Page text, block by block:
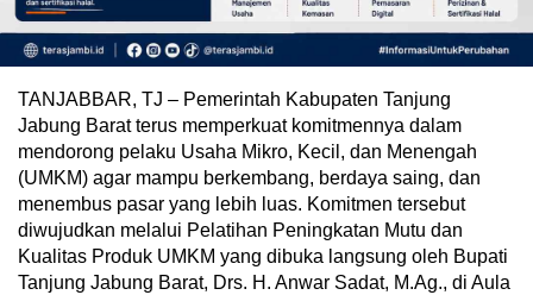
TANJABBAR, TJ – Pemerintah Kabupaten Tanjung
Jabung Barat terus memperkuat komitmennya dalam
mendorong pelaku Usaha Mikro, Kecil, dan Menengah
(UMKM) agar mampu berkembang, berdaya saing, dan
menembus pasar yang lebih luas. Komitmen tersebut
diwujudkan melalui Pelatihan Peningkatan Mutu dan
Kualitas Produk UMKM yang dibuka langsung oleh Bupati
Tanjung Jabung Barat, Drs. H. Anwar Sadat, M.Ag., di Aula